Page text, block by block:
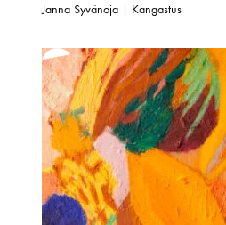
Janna Syvänoja | Kangastus